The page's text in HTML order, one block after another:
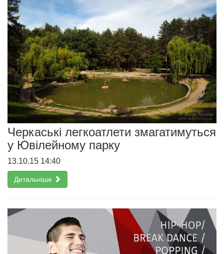
Черкаські легкоатлети змагатимуться
у Ювілейному парку
13.10.15 14:40
Детальніше